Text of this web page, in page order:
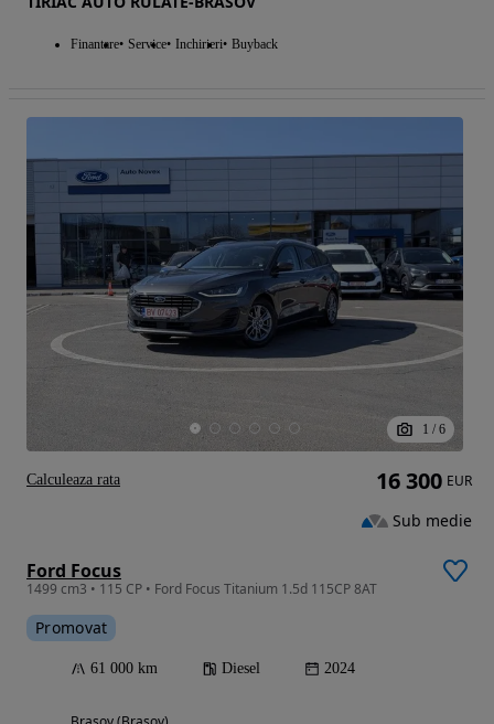
Finantare Service Inchirieri Buyback
1 / 6
Ford Focus
1499 cm3 • 115 CP • Ford Focus Titanium 1.5d 115CP 8AT
Promovat
61 000 km Diesel 2024
16 300 EUR
Sub medie
Calculeaza rata